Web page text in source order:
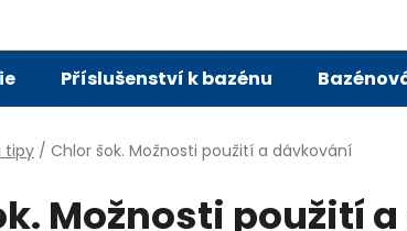
Příslušenství k bazénu
tipy / Chlor šok. Možnosti použití a dávkování
Možnosti použití